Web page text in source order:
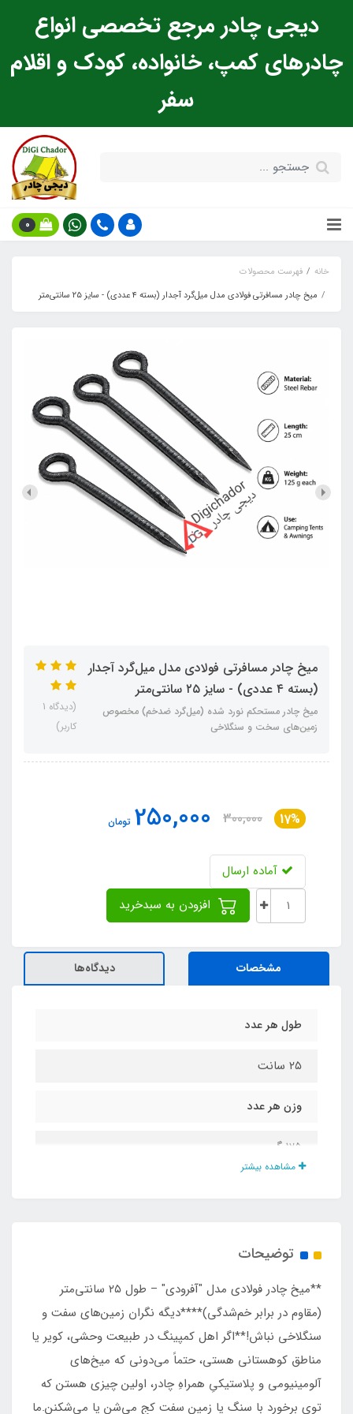
دیجی چادر مرجع تخصصی انواع
چادرهای کمپ، خانواده، کودک و اقلام
سفر
0
خانه
فهرست محصولات
میخ چادر مسافرتی فولادی مدل میل‌گرد آجدار (بسته ۴ عددی) - سایز ۲۵ سانتی‌متر
میخ چادر مسافرتی فولادی مدل میل‌گرد آجدار
(بسته ۴ عددی) - سایز ۲۵ سانتی‌متر
میخ چادر مستحکم نورد شده (میل‌گرد ضد‌خم) مخصوص
زمین‌های سخت و سنگلاخی
(دیدگاه 1
کاربر)
17%
300,000
250,000 تومان
آماده ارسال
مشخصات دیدگاه‌ها
طول هر عدد
۲۵ سانت
وزن هر عدد
۱۲۵ گرم
مشاهده بیشتر
توضیحات
**میخ چادر فولادی مدل "آفرودی" – طول ۲۵ سانتی‌متر
(مقاوم در برابر خم‌شدگی)****دیگه نگران زمین‌های سفت و
سنگلاخی نباش!**اگر اهل کمپینگ در طبیعت وحشی، کویر یا
مناطق کوهستانی هستی، حتماً می‌دونی که میخ‌های
آلومینیومی و پلاستیکیِ همراهِ چادر، اولین چیزی هستن که
توی برخورد با سنگ یا زمین سفت کج می‌شن یا می‌شکنن.ما